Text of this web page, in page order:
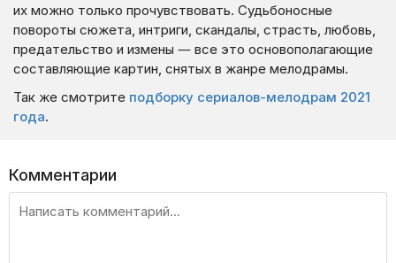
их можно только прочувствовать. Судьбоносные
повороты сюжета, интриги, скандалы, страсть, любовь,
предательство и измены — все это основополагающие
составляющие картин, снятых в жанре мелодрамы.
Так же смотрите подборку сериалов-мелодрам 2021
года.
Комментарии